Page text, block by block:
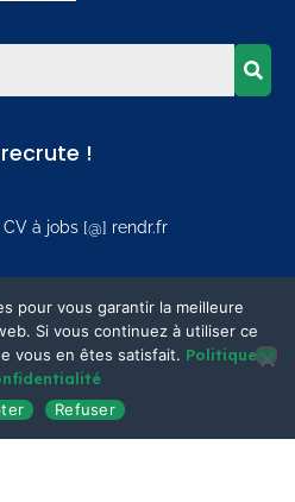
!
à jobs [@] rendr.fr
légales
confidentialité
du site
pour vous garantir la meilleure
Si vous continuez à utiliser ce
vous en êtes satisfait. Politique
Refuser